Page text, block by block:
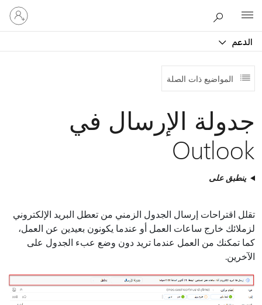
الدعم
تسجيل
الدخول
إلى
المواضيع ذات الصلة
جدولة الإرسال في
Outlook
ينطبق على
تقلل اقتراحات إرسال الجدول الزمني من تعطل البريد الإلكتروني
لزملائك خارج ساعات العمل أو عندما يكونون بعيدين عن العمل،
كما تمكنك من العمل عندما تريد دون وضع عبء الجدول على
الآخرين.